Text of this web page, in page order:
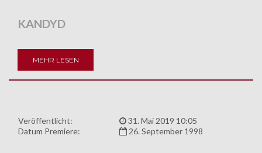
KANDYD
MEHR LESEN
Veröffentlicht:
31. Mai 2019 10:05
Datum Premiere:
26. September 1998